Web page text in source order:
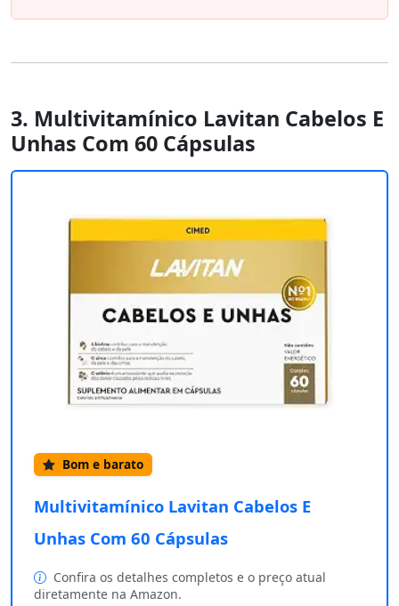
3. Multivitamínico Lavitan Cabelos E
Unhas Com 60 Cápsulas
Bom e barato
Multivitamínico Lavitan Cabelos E
Unhas Com 60 Cápsulas
Confira os detalhes completos e o preço atual
diretamente na Amazon.